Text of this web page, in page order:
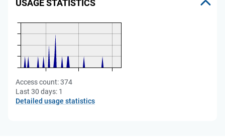
USAGE STATISTICS
Access count:374
Last 30 days: 1
Detailed usage statistics